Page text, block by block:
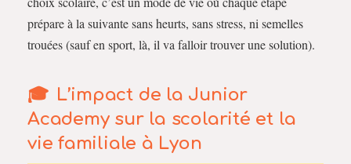
prépare à la suivante sans heurts, sans stress, ni semelles
trouées (sauf en sport, là, il va falloir trouver une solution).
L’impact de la Junior
Academy sur la scolarité et la
vie familiale à Lyon